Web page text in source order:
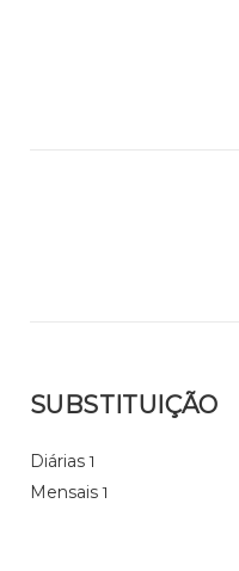
SUBSTITUIÇÃO
Diárias 1
Mensais 1